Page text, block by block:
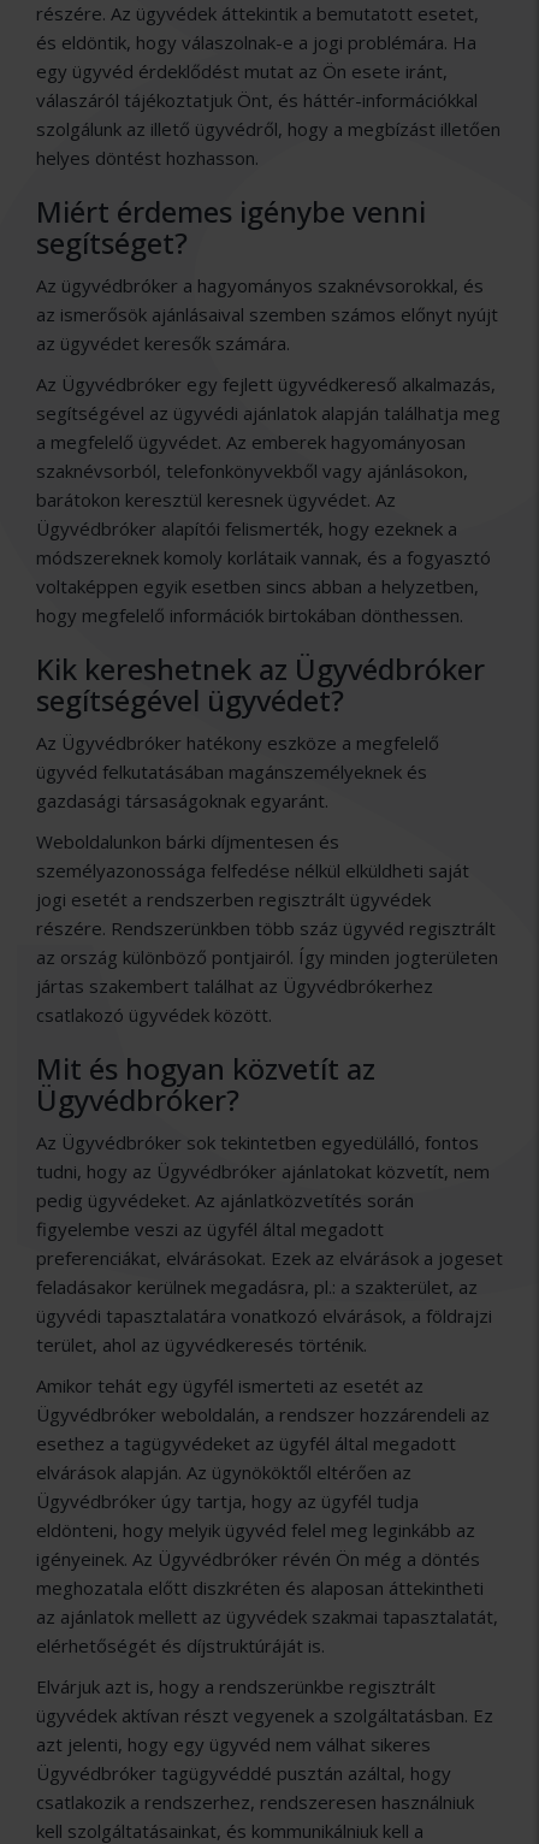
részére. Az ügyvédek áttekintik a bemutatott esetet,
és eldöntik, hogy válaszolnak-e a jogi problémára. Ha
egy ügyvéd érdeklődést mutat az Ön esete iránt,
válaszáról tájékoztatjuk Önt, és háttér-információkkal
szolgálunk az illető ügyvédről, hogy a megbízást illetően
helyes döntést hozhasson.
Miért érdemes igénybe venni
segítséget?
Az ügyvédbróker a hagyományos szaknévsorokkal, és
az ismerősök ajánlásaival szemben számos előnyt nyújt
az ügyvédet keresők számára.
Az Ügyvédbróker egy fejlett ügyvédkereső alkalmazás,
segítségével az ügyvédi ajánlatok alapján találhatja meg
a megfelelő ügyvédet. Az emberek hagyományosan
szaknévsorból, telefonkönyvekből vagy ajánlásokon,
barátokon keresztül keresnek ügyvédet. Az
Ügyvédbróker alapítói felismerték, hogy ezeknek a
módszereknek komoly korlátaik vannak, és a fogyasztó
voltaképpen egyik esetben sincs abban a helyzetben,
hogy megfelelő információk birtokában dönthessen.
Kik kereshetnek az Ügyvédbróker
segítségével ügyvédet?
Az Ügyvédbróker hatékony eszköze a megfelelő
ügyvéd felkutatásában magánszemélyeknek és
gazdasági társaságoknak egyaránt.
Weboldalunkon bárki díjmentesen és
személyazonossága felfedése nélkül elküldheti saját
jogi esetét a rendszerben regisztrált ügyvédek
részére. Rendszerünkben több száz ügyvéd regisztrált
az ország különböző pontjairól. Így minden jogterületen
jártas szakembert találhat az Ügyvédbrókerhez
csatlakozó ügyvédek között.
Mit és hogyan közvetít az
Ügyvédbróker?
Az Ügyvédbróker sok tekintetben egyedülálló, fontos
tudni, hogy az Ügyvédbróker ajánlatokat közvetít, nem
pedig ügyvédeket. Az ajánlatközvetítés során
figyelembe veszi az ügyfél által megadott
preferenciákat, elvárásokat. Ezek az elvárások a jogeset
feladásakor kerülnek megadásra, pl.: a szakterület, az
ügyvédi tapasztalatára vonatkozó elvárások, a földrajzi
terület, ahol az ügyvédkeresés történik.
Amikor tehát egy ügyfél ismerteti az esetét az
Ügyvédbróker weboldalán, a rendszer hozzárendeli az
esethez a tagügyvédeket az ügyfél által megadott
elvárások alapján. Az ügynököktől eltérően az
Ügyvédbróker úgy tartja, hogy az ügyfél tudja
eldönteni, hogy melyik ügyvéd felel meg leginkább az
igényeinek. Az Ügyvédbróker révén Ön még a döntés
meghozatala előtt diszkréten és alaposan áttekintheti
az ajánlatok mellett az ügyvédek szakmai tapasztalatát,
elérhetőségét és díjstruktúráját is.
Elvárjuk azt is, hogy a rendszerünkbe regisztrált
ügyvédek aktívan részt vegyenek a szolgáltatásban. Ez
azt jelenti, hogy egy ügyvéd nem válhat sikeres
Ügyvédbróker tagügyvéddé pusztán azáltal, hogy
csatlakozik a rendszerhez, rendszeresen használniuk
kell szolgáltatásainkat, és kommunikálniuk kell a